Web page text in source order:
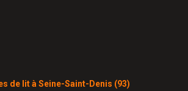
de lit à Seine-Saint-Denis (93)